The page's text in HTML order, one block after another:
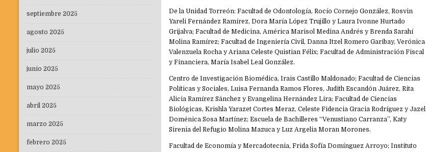
De la Unidad Torreón: Facultad de Odontología, Rocío Cornejo González, Rosvin
Yareli Fernández Ramírez, Dora María López Trujillo y Laura Ivonne Hurtado
Grijalva; Facultad de Medicina, América Marisol Medina Andrés y Brenda Sarahí
Molina Ramírez; Facultad de Ingeniería Civil, Danna Itzel Romero Garibay, Verónica
Valenzuela Rocha y Ariana Celeste Quistian Félix; Facultad de Administración Fiscal
y Financiera, María Isabel Leal González.
Centro de Investigación Biomédica, Irais Castillo Maldonado; Facultad de Ciencias
Políticas y Sociales, Luisa Fernanda Ramos Flores, Judith Escandón Juárez, Rita
Alicia Ramírez Sánchez y Evangelina Hernández Lira; Facultad de Ciencias
Biológicas, Krishla Yarazet Cortes Meraz, Celeste Fidencia Gracia Rodríguez y Jazel
Doménica Sosa Martínez; Escuela de Bachilleres “Venustiano Carranza”, Katy
Sirenia del Refugio Molina Mazuca y Luz Argelia Moran Morones.
Facultad de Economía y Mercadotecnia, Frida Sofía Domínguez Arroyo; Instituto
septiembre 2025
agosto 2025
julio 2025
junio 2025
mayo 2025
abril 2025
marzo 2025
febrero 2025